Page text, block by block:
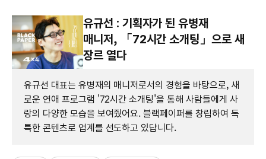
유규선 : 기획자가 된 유병재
매니저, 「72시간 소개팅」으로 새
장르 열다
유규선 대표는 유병재의 매니저로서의 경험을 바탕으로, 새
로운 연애 프로그램 '72시간 소개팅'을 통해 사람들에게 사
랑의 다양한 모습을 보여줬어요. 블랙페이퍼를 창립하여 독
특한 콘텐츠로 업계를 선도하고 있답니다.